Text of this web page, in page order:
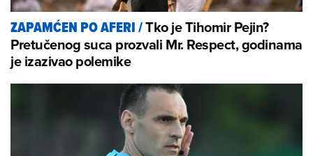
ZAPAMĆEN PO AFERI/Tko je Tihomir Pejin?
Pretučenog suca prozvali Mr. Respect, godinama
je izazivao polemike